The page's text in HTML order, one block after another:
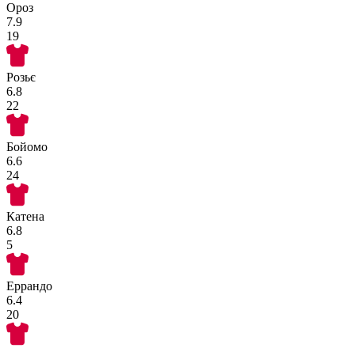
Ороз
7.9
19
Розьє
6.8
22
Бойомо
6.6
24
Катена
6.8
5
Еррандо
6.4
20